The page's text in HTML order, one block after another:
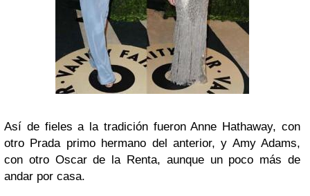
Así de fieles a la tradición fueron Anne Hathaway, con
otro Prada primo hermano del anterior, y Amy Adams,
con otro Oscar de la Renta, aunque un poco más de
andar por casa.